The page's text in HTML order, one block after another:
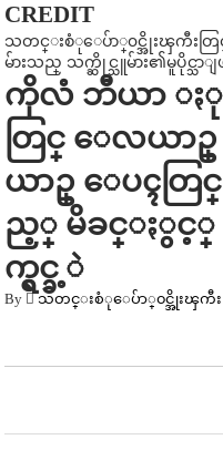
CREDIT
သတင္းစံုေပ်ာ္၀င္အိုးၾကီးတ
မ်ားသည္ သက္ဆိုင္သူမ်ား၏မူပိုင္သ
ကိုလံ ဘီယာ ႏုိင္
တြင္ ေလယာဥ္
ယာဥ္ ေပၚတ
ည့္ မိခင္ႏွင့္
က္ရွင္ခ့ဲ
By သတင္းစံုေပ်ာ္၀င္အိုးၾကီး